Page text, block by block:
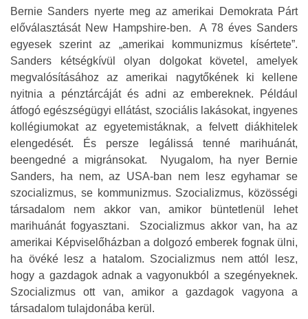
Bernie Sanders nyerte meg az amerikai Demokrata Párt
előválasztását New Hampshire-ben. A 78 éves Sanders
egyesek szerint az „amerikai kommunizmus kísértete”.
Sanders kétségkívül olyan dolgokat követel, amelyek
megvalósításához az amerikai nagytőkének ki kellene
nyitnia a pénztárcáját és adni az embereknek. Például
átfogó egészségügyi ellátást, szociális lakásokat, ingyenes
kollégiumokat az egyetemistáknak, a felvett diákhitelek
elengedését. És persze legálissá tenné marihuánát,
beengedné a migránsokat. Nyugalom, ha nyer Bernie
Sanders, ha nem, az USA-ban nem lesz egyhamar se
szocializmus, se kommunizmus. Szocializmus, közösségi
társadalom nem akkor van, amikor büntetlenül lehet
marihuánát fogyasztani. Szocializmus akkor van, ha az
amerikai Képviselőházban a dolgozó emberek fognak ülni,
ha övéké lesz a hatalom. Szocializmus nem attól lesz,
hogy a gazdagok adnak a vagyonukból a szegényeknek.
Szocializmus ott van, amikor a gazdagok vagyona a
társadalom tulajdonába kerül.